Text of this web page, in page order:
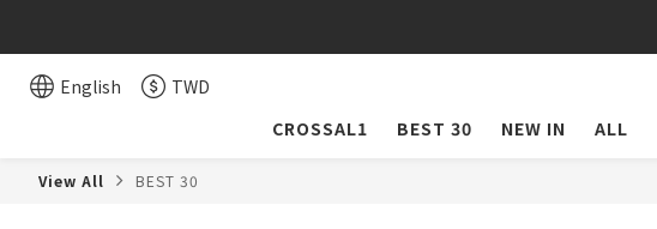
English
TWD
CROSSAL1
BEST 30 NEW IN ALL
View All BEST 30